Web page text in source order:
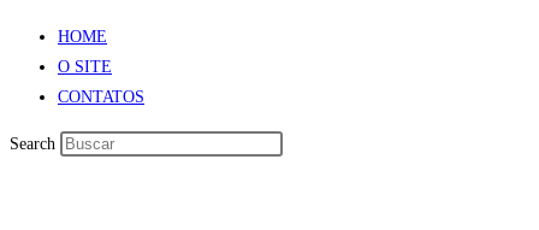
HOME
O SITE
CONTATOS
Search